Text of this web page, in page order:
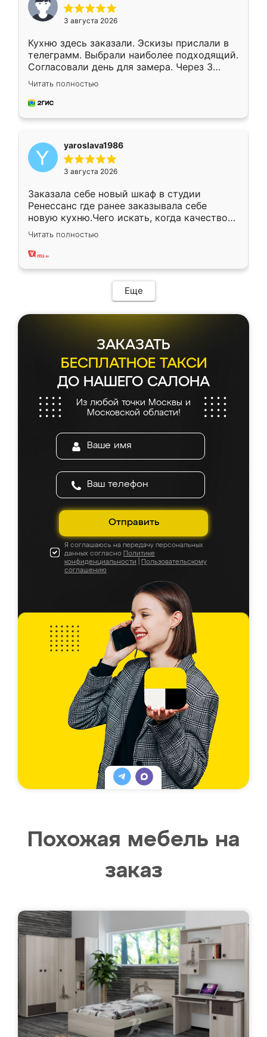
3 августа 2026
Кухню здесь заказали. Эскизы прислали в
телеграмм. Выбрали наиболее подходящий.
Согласовали день для замера. Через 3
недели кухня была уже готова. Остались
довольны работой. Спасибо Ренессанс
мебель за качественную работу!
Читать полностью
yaroslava1986
3 августа 2026
Заказала себе новый шкаф в студии
Ренессанс где ранее заказывала себе
новую кухню.Чего искать, когда качеством
вполне довольна. Служит кухня уже почти
два года, нареканий нет.
Читать полностью
Еще
ЗАКАЗАТЬ
БЕСПЛАТНОЕ ТАКСИ
ДО НАШЕГО САЛОНА
Из любой точки Москвы и
Московской области!
Отправить
Я соглашаюсь на передачу персональных
данных согласно Политике
конфиденциальности
Пользовательскому
соглашению
Похожая мебель на
заказ